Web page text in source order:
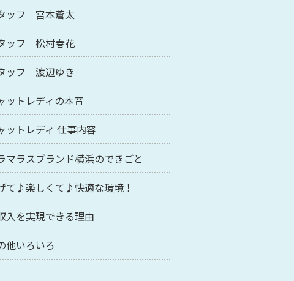
ッフ 宮本蒼太
ッフ 松村春花
ッフ 渡辺ゆき
ットレディの本音
ットレディ 仕事内容
マラスブランド横浜のできごと
て♪楽しくて♪快適な環境！
入を実現できる理由
他いろいろ